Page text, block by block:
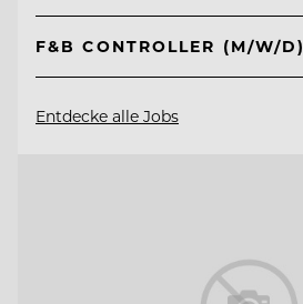
F&B CONTROLLER (M/W/D)
Entdecke alle Jobs